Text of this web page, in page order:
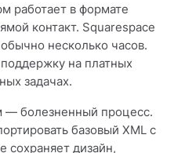
работает в формате
контакт. Squarespace
несколько часов.
на платных
задачах.
— болезненный процесс.
базовый XML с
сохраняет дизайн,